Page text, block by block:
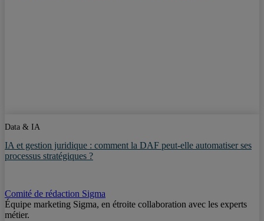
Data & IA
IA et gestion juridique : comment la DAF peut-elle automatiser ses
processus stratégiques ?
Comité de rédaction Sigma
Équipe marketing Sigma, en étroite collaboration avec les experts
métier.